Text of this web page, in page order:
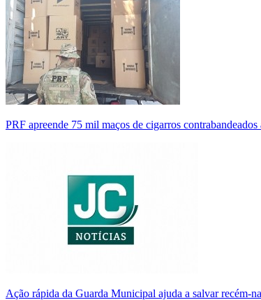
PRF apreende 75 mil maços de cigarros
Ação rápida da Guarda Municipal ajuda a salvar recém-